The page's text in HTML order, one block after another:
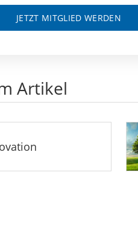
JETZT MITGLIED WERDEN
Artikel